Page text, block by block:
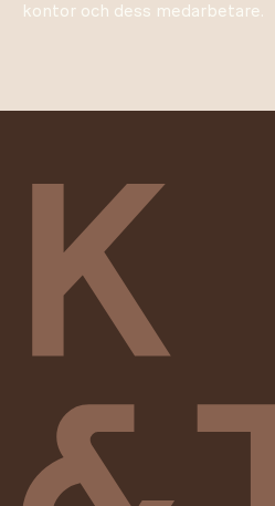
kontor och dess medarbetare.